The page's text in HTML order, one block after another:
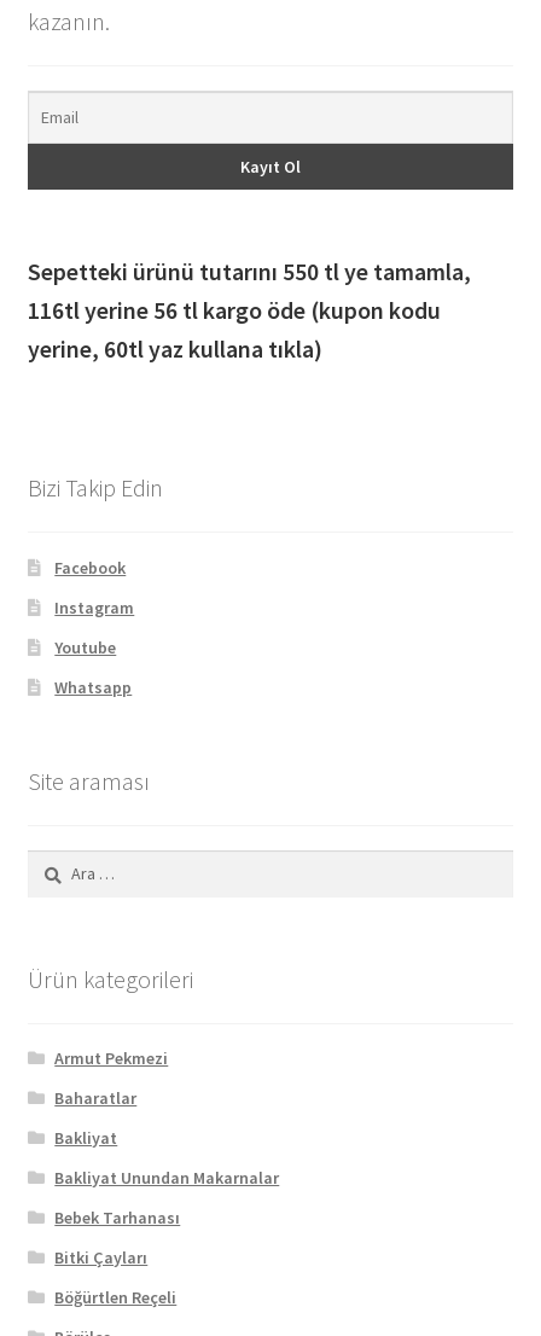
kazanın.
Sepetteki ürünü tutarını 550 tl ye tamamla,
116tl yerine 56 tl kargo öde (kupon kodu
yerine, 60tl yaz kullana tıkla)
Bizi Takip Edin
Facebook
Instagram
Youtube
Whatsapp
Site araması
Ürün kategorileri
Armut Pekmezi
Baharatlar
Bakliyat
Bakliyat Unundan Makarnalar
Bebek Tarhanası
Bitki Çayları
Böğürtlen Reçeli